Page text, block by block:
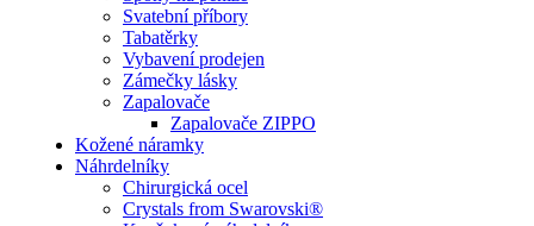
Svatební příbory
Tabatěrky
Vybavení prodejen
Zámečky lásky
Zapalovače
Zapalovače ZIPPO
Kožené náramky
Náhrdelníky
Chirurgická ocel
Crystals from Swarovski®